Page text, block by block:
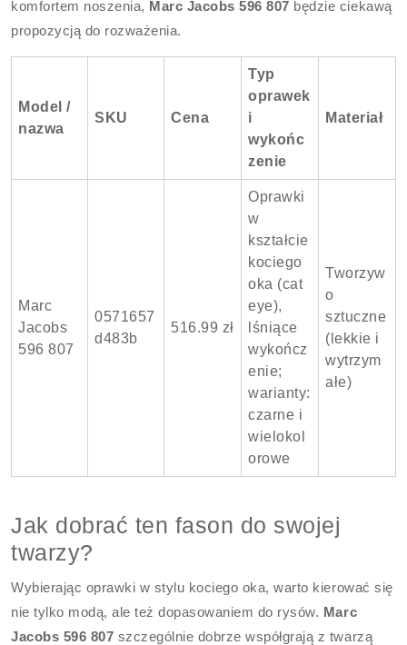
komfortem noszenia, Marc Jacobs 596 807 będzie ciekawą
propozycją do rozważenia.
Model /
nazwa
SKU Cena
Typ
oprawek
i
wykońc
zenie
Materiał
Marc
Jacobs
596 807
0571657
d483b
516.99 zł
Oprawki
w
kształcie
kociego
oka (cat
eye),
lśniące
wykończ
enie;
warianty:
czarne i
wielokol
orowe
Tworzyw
o
sztuczne
(lekkie i
wytrzym
ałe)
Jak dobrać ten fason do swojej
twarzy?
Wybierając oprawki w stylu kociego oka, warto kierować się
nie tylko modą, ale też dopasowaniem do rysów. Marc
Jacobs 596 807 szczególnie dobrze współgrają z twarzą